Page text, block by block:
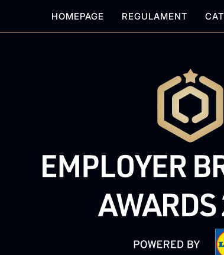
HOMEPAGE REGULAMENT